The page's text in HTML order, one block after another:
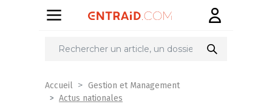
Partager
Accueil
Gestion et Management
Actus nationales